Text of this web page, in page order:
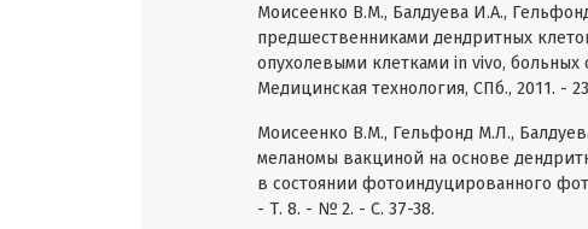
Моисеенко В.М., Балдуева И.А.,
предшественниками дендритных
опухолевыми клетками in vivo,
Медицинская технология, СПб., 2011. -
Моисеенко В.М., Гельфонд М.Л.,
меланомы вакциной на основе
в состоянии фотоиндуцированного
- Т. 8. - № 2. - С. 37-38.